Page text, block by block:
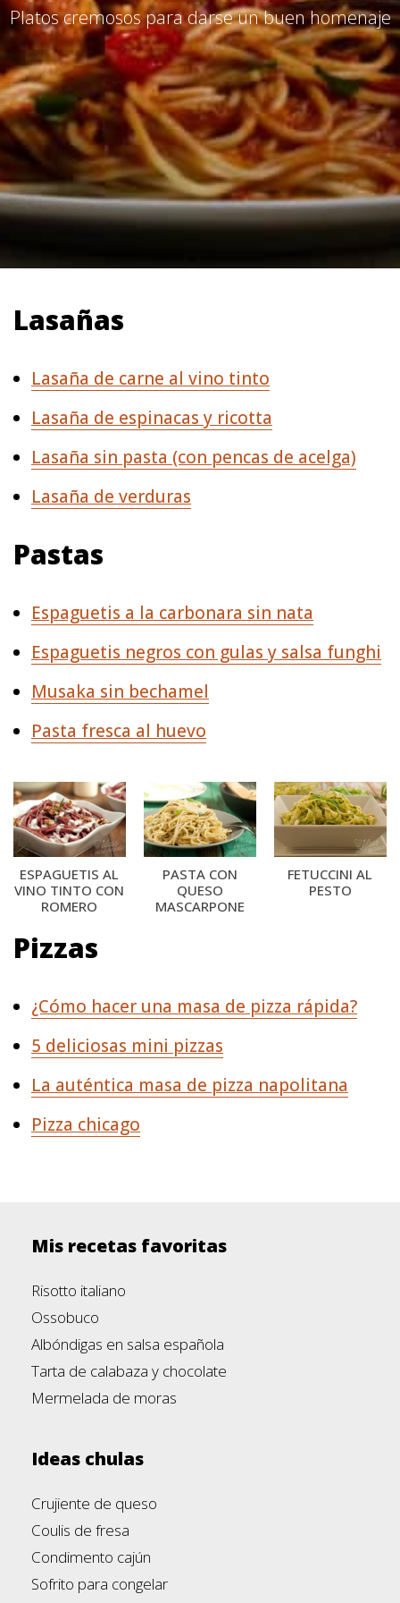
Platos cremosos para darse un buen homenaje
Lasañas
Lasaña de carne al vino tinto
Lasaña de espinacas y ricotta
Lasaña sin pasta (con pencas de acelga)
Lasaña de verduras
Pastas
Espaguetis a la carbonara sin nata
Espaguetis negros con gulas y salsa funghi
Musaka sin bechamel
Pasta fresca al huevo
ESPAGUETIS AL
VINO TINTO CON
ROMERO
PASTA CON
QUESO
MASCARPONE
FETUCCINI AL
PESTO
Pizzas
¿Cómo hacer una masa de pizza rápida?
5 deliciosas mini pizzas
La auténtica masa de pizza napolitana
Pizza chicago
Mis recetas favoritas
Risotto italiano
Ossobuco
Albóndigas en salsa española
Tarta de calabaza y chocolate
Mermelada de moras
Ideas chulas
Crujiente de queso
Coulis de fresa
Condimento cajún
Sofrito para congelar